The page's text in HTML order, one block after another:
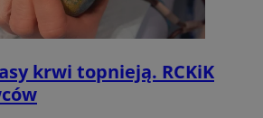
krwi topnieją. RCKiK